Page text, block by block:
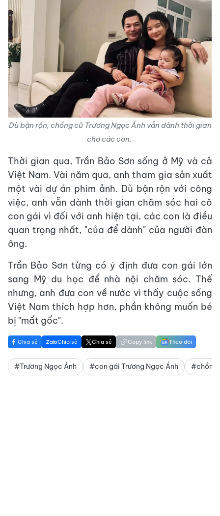
Dù bận rộn, chồng cũ Trương Ngọc Ánh vẫn dành thời gian
cho các con.
Thời gian qua, Trần Bảo Sơn sống ở Mỹ và cả
Việt Nam. Vài năm qua, anh tham gia sản xuất
một vài dự án phim ảnh. Dù bận rộn với công
việc, anh vẫn dành thời gian chăm sóc hai cô
con gái vì đối với anh hiện tại, các con là điều
quan trọng nhất, "của để dành" của người đàn
ông.
Trần Bảo Sơn từng có ý định đưa con gái lớn
sang Mỹ du học để nhà nội chăm sóc. Thế
nhưng, anh đưa con về nước vì thấy cuộc sống
Việt Nam thích hợp hơn, phần không muốn bé
bị "mất gốc".
Chia sẻ Chia sẻ Chia sẻ Copy link Theo dõi
#Trương Ngọc Ánh #con gái Trương Ngọc Ánh #chồng